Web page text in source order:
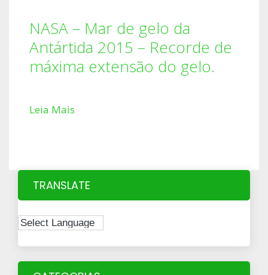
NASA – Mar de gelo da
Antártida 2015 – Recorde de
máxima extensão do gelo.
Leia Mais
TRANSLATE